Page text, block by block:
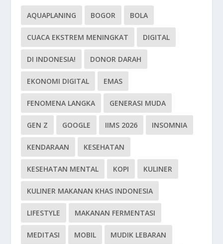
AQUAPLANING BOGOR BOLA
CUACA EKSTREM MENINGKAT DIGITAL
DI INDONESIA! DONOR DARAH
EKONOMI DIGITAL EMAS
FENOMENA LANGKA GENERASI MUDA
GEN Z GOOGLE IIMS 2026 INSOMNIA
KENDARAAN KESEHATAN
KESEHATAN MENTAL KOPI KULINER
KULINER MAKANAN KHAS INDONESIA
LIFESTYLE MAKANAN FERMENTASI
MEDITASI MOBIL MUDIK LEBARAN